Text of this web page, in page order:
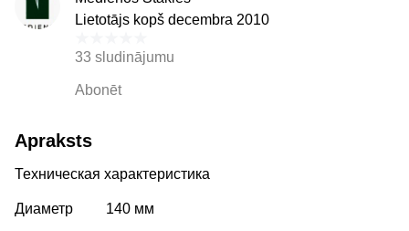
Lietotājs kopš decembra 2010
33 sludinājumu
Abonēt
Apraksts
Техническая характеристика
Диаметр 140 мм